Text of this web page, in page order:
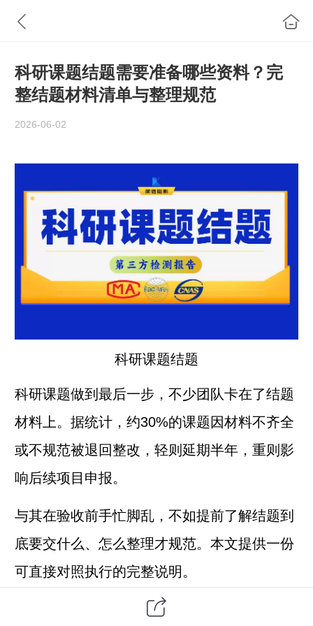
科研课题结题需要准备哪些资料？完
整结题材料清单与整理规范
2026-06-02
科研课题结题
科研课题做到最后一步，不少团队卡在了结题
材料上。据统计，约30%的课题因材料不齐全
或不规范被退回整改，轻则延期半年，重则影
响后续项目申报。
与其在验收前手忙脚乱，不如提前了解结题到
底要交什么、怎么整理才规范。本文提供一份
可直接对照执行的完整说明。
一、结题材料全景：四大类二十余项